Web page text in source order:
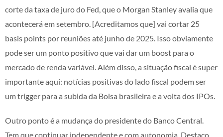
corte da taxa de juro do Fed, que o Morgan Stanley avalia que
acontecerá em setembro. [Acreditamos que] vai cortar 25
basis points por reuniões até junho de 2025. Isso obviamente
pode ser um ponto positivo que vai dar um boost para o
mercado de renda variável. Além disso, a situação fiscal é super
importante aqui: notícias positivas do lado fiscal podem ser
um trigger para a subida da Bolsa brasileira e a volta dos IPOs.
Outro ponto é a mudança do presidente do Banco Central.
Tem que continuar independente e com autonomia. Destaco